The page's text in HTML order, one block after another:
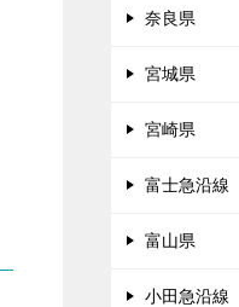
奈良県
宮城県
宮崎県
富士急沿線
富山県
小田急沿線